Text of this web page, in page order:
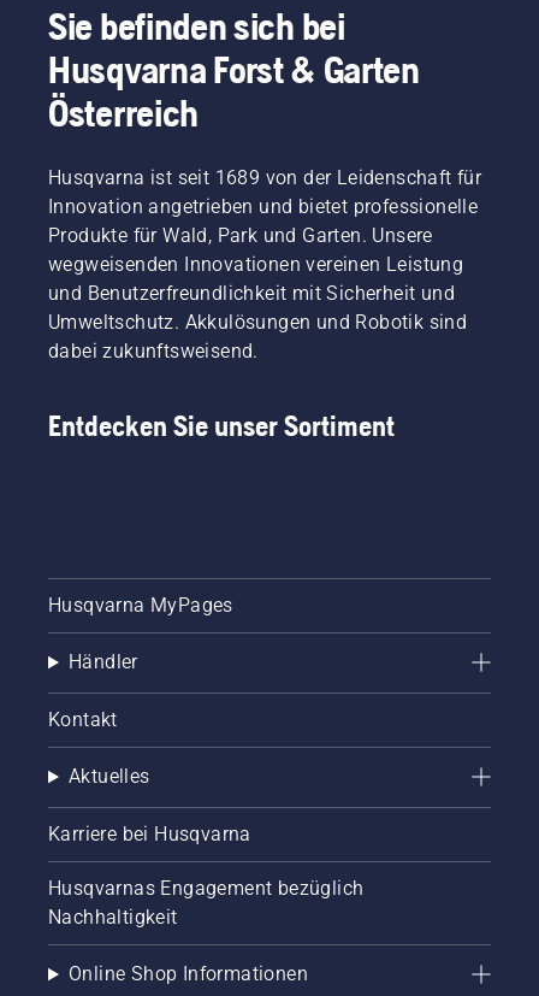
Botschafter
unserer
Marke
sind: Sie
alle sind
Mitglieder
unserem
H-Team.
Sie sind
auch
unsere
anspruchsvollsten
Kunden.
Sie befinden sich bei
Husqvarna Forst & Garten
Österreich
Husqvarna ist seit 1689 von der Leidenschaft für
Innovation angetrieben und bietet professionelle
Produkte für Wald, Park und Garten. Unsere
wegweisenden Innovationen vereinen Leistung
und Benutzerfreundlichkeit mit Sicherheit und
Umweltschutz. Akkulösungen und Robotik sind
dabei zukunftsweisend.
Entdecken Sie unser Sortiment
Husqvarna MyPages
Händler
Kontakt
Aktuelles
Karriere bei Husqvarna
Husqvarnas Engagement bezüglich
Nachhaltigkeit
Online Shop Informationen